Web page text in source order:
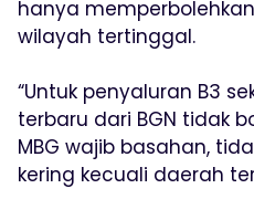
hanya
wilayah tertinggal.
“Untuk penyaluran B3
terbaru dari BGN tidak
MBG wajib basahan,
kering kecuali daerah